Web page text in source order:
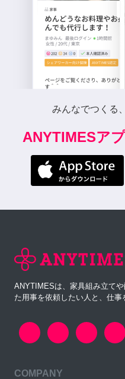
みんなでつくる
ANYTIMESア
ANYTIMESは、家具組み立て
た用事を依頼したい人と、仕事
COMPANY